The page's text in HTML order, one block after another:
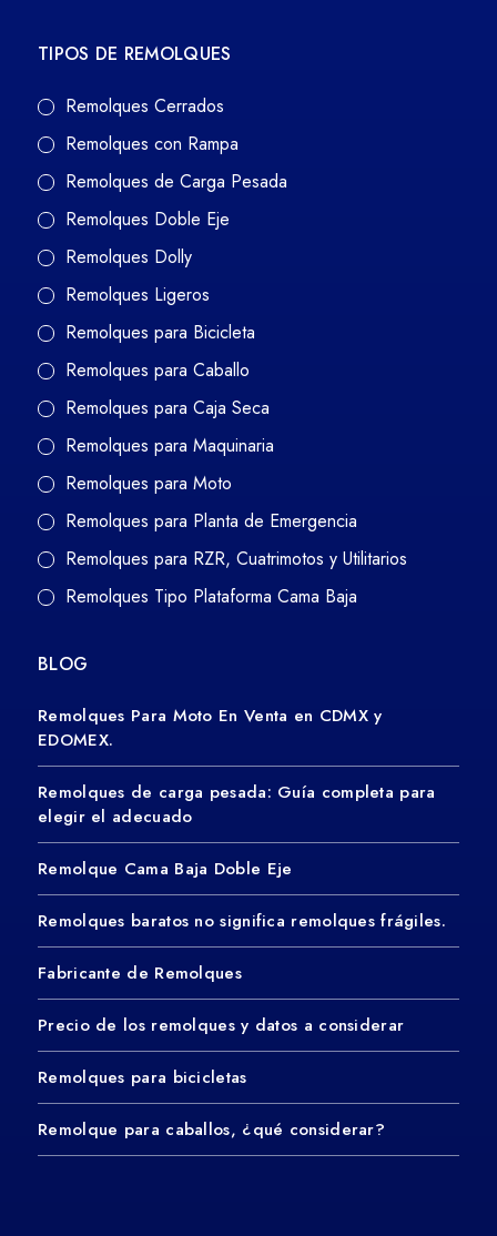
TIPOS DE REMOLQUES
Remolques Cerrados
Remolques con Rampa
Remolques de Carga Pesada
Remolques Doble Eje
Remolques Dolly
Remolques Ligeros
Remolques para Bicicleta
Remolques para Caballo
Remolques para Caja Seca
Remolques para Maquinaria
Remolques para Moto
Remolques para Planta de Emergencia
Remolques para RZR, Cuatrimotos y Utilitarios
Remolques Tipo Plataforma Cama Baja
BLOG
Remolques Para Moto En Venta en CDMX y
EDOMEX.
Remolques de carga pesada: Guía completa para
elegir el adecuado
Remolque Cama Baja Doble Eje
Remolques baratos no significa remolques frágiles.
Fabricante de Remolques
Precio de los remolques y datos a considerar
Remolques para bicicletas
Remolque para caballos, ¿qué considerar?